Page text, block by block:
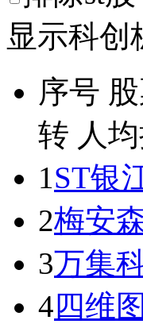
显示科创
序号
转 人
1ST银
2梅安
3万集
4四维